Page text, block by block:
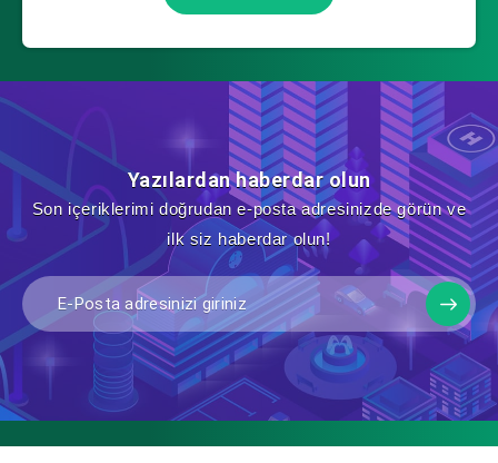
Yazılardan haberdar olun
Son içeriklerimi doğrudan e-posta adresinizde görün ve
ilk siz haberdar olun!